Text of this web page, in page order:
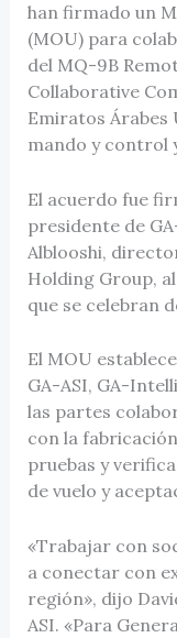
han firmado un
(MOU) para
del MQ-9B
Collaborative
Emiratos Árabes
mando y control
El acuerdo fue
presidente de
Alblooshi,
Holding Group,
que se celebran
El MOU
GA-ASI, GA-
las partes
con la
pruebas y
de vuelo y
«Trabajar con
a conectar con
región», dijo
ASI. «Para